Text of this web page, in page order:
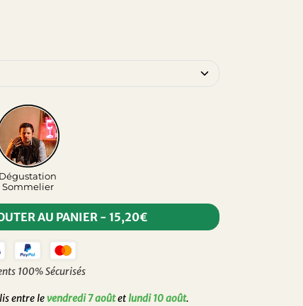
Dégustation
Sommelier
AU PANIER - 15,20€
100% Sécurisés
entre levendredi 7 aoûtetlundi 10 août.